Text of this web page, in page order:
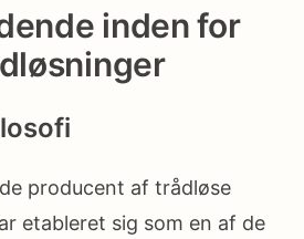
inden for
producent af trådløse
etableret sig som en af de